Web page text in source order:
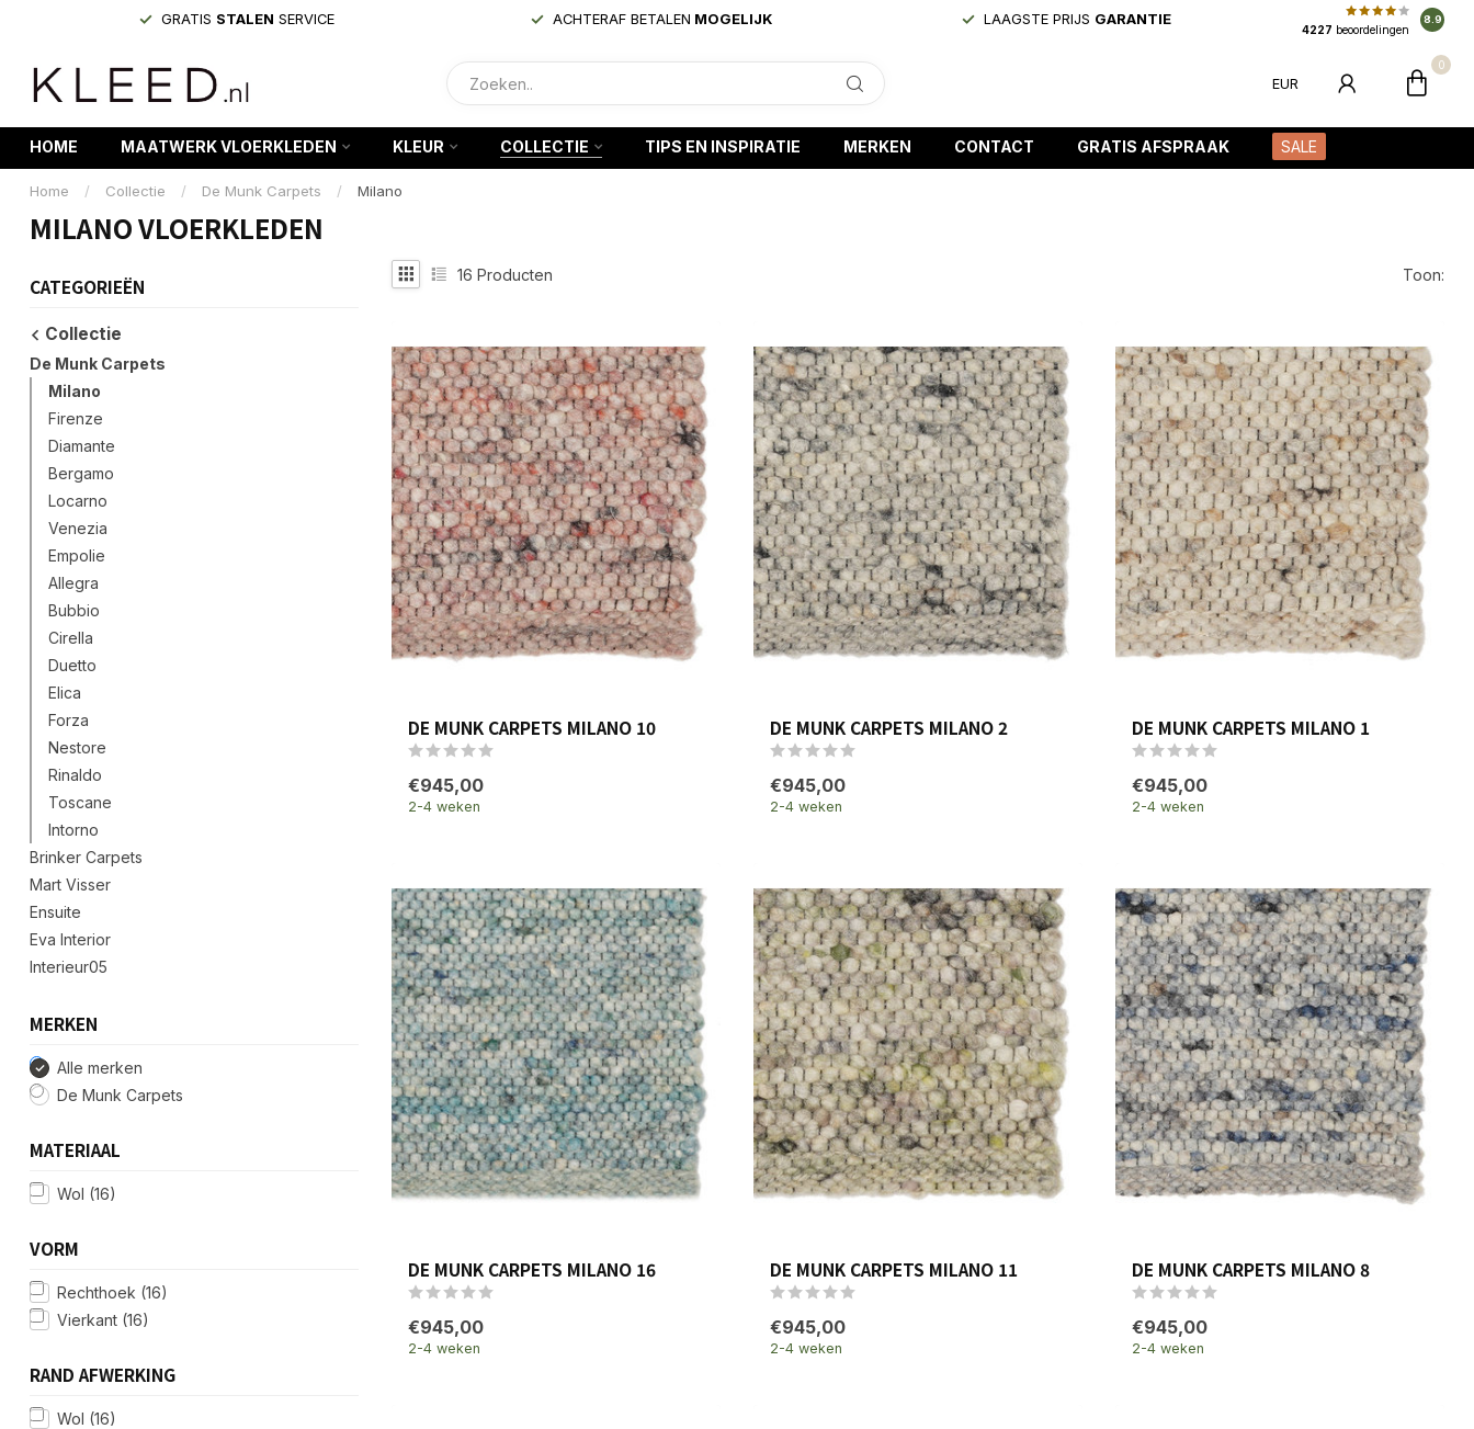
GRATIS STALEN SERVICE ACHTERAF BETALEN MOGELIJK LAAGSTE PRIJS GARANTIE
4227 beoordelingen
8.9
EUR
0
HOME MAATWERK VLOERKLEDEN KLEUR COLLECTIE TIPS EN INSPIRATIE MERKEN CONTACT GRATIS AFSPRAAK SALE
Home / Collectie / De Munk Carpets / Milano
MILANO VLOERKLEDEN
CATEGORIEËN
Collectie
De Munk Carpets
Milano
Firenze
Diamante
Bergamo
Locarno
Venezia
Empolie
Allegra
Bubbio
Cirella
Duetto
Elica
Forza
Nestore
Rinaldo
Toscane
Intorno
Brinker Carpets
Mart Visser
Ensuite
Eva Interior
Interieur05
MERKEN
Alle merken
De Munk Carpets
MATERIAAL
Wol (16)
VORM
Rechthoek (16)
Vierkant (16)
RAND AFWERKING
Wol (16)
16 Producten Toon:
DE MUNK CARPETS MILANO 10
€945,00
2-4 weken
DE MUNK CARPETS MILANO 2
€945,00
2-4 weken
DE MUNK CARPETS MILANO 1
€945,00
2-4 weken
DE MUNK CARPETS MILANO 16
€945,00
2-4 weken
DE MUNK CARPETS MILANO 11
€945,00
2-4 weken
DE MUNK CARPETS MILANO 8
€945,00
2-4 weken